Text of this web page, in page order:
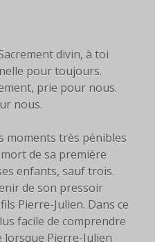
divin, à toi
pour toujours.
prie pour nous.
nous.
moments très pénibles
de sa première
enfants, sauf trois.
de son pressoir
Pierre-Julien. Dans ce
facile de comprendre
Pierre-Julien